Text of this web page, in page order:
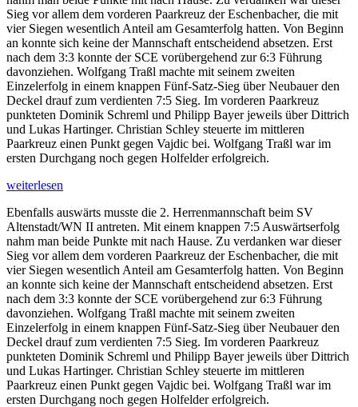
Sieg vor allem dem vorderen Paarkreuz der Eschenbacher, die mit
vier Siegen wesentlich Anteil am Gesamterfolg hatten. Von Beginn
an konnte sich keine der Mannschaft entscheidend absetzen. Erst
nach dem 3:3 konnte der SCE vorübergehend zur 6:3 Führung
davonziehen. Wolfgang Traßl machte mit seinem zweiten
Einzelerfolg in einem knappen Fünf-Satz-Sieg über Neubauer den
Deckel drauf zum verdienten 7:5 Sieg. Im vorderen Paarkreuz
punkteten Dominik Schreml und Philipp Bayer jeweils über Dittrich
und Lukas Hartinger. Christian Schley steuerte im mittleren
Paarkreuz einen Punkt gegen Vajdic bei. Wolfgang Traßl war im
ersten Durchgang noch gegen Holfelder erfolgreich.
weiterlesen
Ebenfalls auswärts musste die 2. Herrenmannschaft beim SV
Altenstadt/WN II antreten. Mit einem knappen 7:5 Auswärtserfolg
nahm man beide Punkte mit nach Hause. Zu verdanken war dieser
Sieg vor allem dem vorderen Paarkreuz der Eschenbacher, die mit
vier Siegen wesentlich Anteil am Gesamterfolg hatten. Von Beginn
an konnte sich keine der Mannschaft entscheidend absetzen. Erst
nach dem 3:3 konnte der SCE vorübergehend zur 6:3 Führung
davonziehen. Wolfgang Traßl machte mit seinem zweiten
Einzelerfolg in einem knappen Fünf-Satz-Sieg über Neubauer den
Deckel drauf zum verdienten 7:5 Sieg. Im vorderen Paarkreuz
punkteten Dominik Schreml und Philipp Bayer jeweils über Dittrich
und Lukas Hartinger. Christian Schley steuerte im mittleren
Paarkreuz einen Punkt gegen Vajdic bei. Wolfgang Traßl war im
ersten Durchgang noch gegen Holfelder erfolgreich.